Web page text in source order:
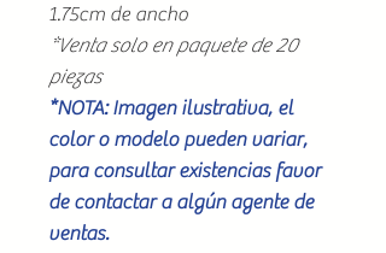
1.75cm de ancho
*Venta solo en paquete de 20
piezas
*NOTA: Imagen ilustrativa, el
color o modelo pueden variar,
para consultar existencias favor
de contactar a algún agente de
ventas.